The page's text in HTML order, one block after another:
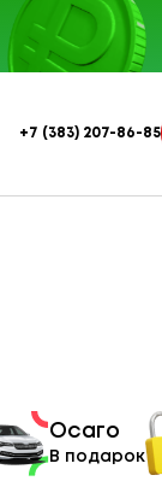
+7 (383) 207-86-85
Осаго
В подарок